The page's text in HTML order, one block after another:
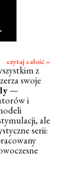
czytaj całość »
z
swoje
—
i
ale
serii: